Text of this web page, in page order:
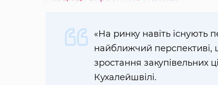
«На ринку навіть існують
найближчий
зростання закупівельних
Кухалейшвілі.